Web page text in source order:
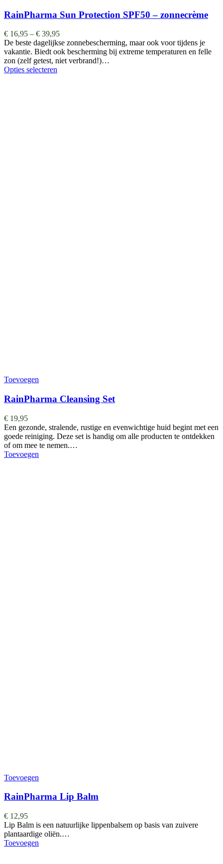
RainPharma Sun Protection SPF50 – zonnecrème
€ 16,95 – € 39,95
De beste dagelijkse zonnebescherming, maar ook voor tijdens je
vakantie. Biedt ook bescherming bij extreme temperaturen en felle
zon (zelf getest, niet verbrand!)…
Opties selecteren
Toevoegen
RainPharma Cleansing Set
€ 19,95
Een gezonde, stralende, rustige en evenwichtige huid begint met een
goede reiniging. Deze set is handig om alle producten te ontdekken
of om mee te nemen.…
Toevoegen
Toevoegen
RainPharma Lip Balm
€ 12,95
Lip Balm is een natuurlijke lippenbalsem op basis van zuivere
plantaardige oliën.…
Toevoegen